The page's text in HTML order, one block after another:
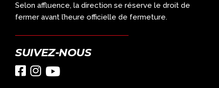
Selon affluence, la direction se réserve le droit de
fermer avant l’heure officielle de fermeture.
SUIVEZ-NOUS